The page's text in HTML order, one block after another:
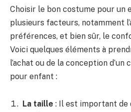
Choisir le bon costume pour un
plusieurs facteurs, notamment
préférences, et bien sûr, le
Voici quelques éléments à
l’achat ou de la conception d’un
pour enfant :
La taille : Il est important de